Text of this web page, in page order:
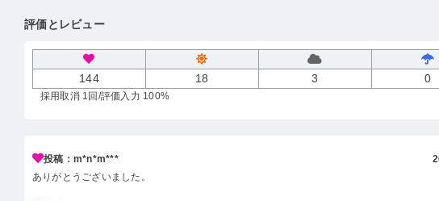
評価とレビュー
144 18 3 0
採用取消 1回 /評価入力 100%
投稿：m*n*m***
ありがとうございました。